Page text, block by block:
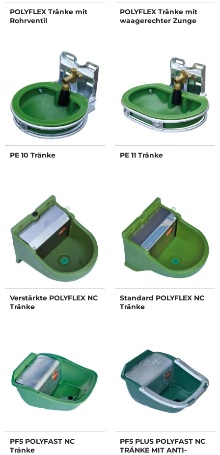
POLYFLEX Tränke mit
Rohrventil
POLYFLEX Tränke mit
waagerechter Zunge
PE 10 Tränke PE 11 Tränke
Verstärkte POLYFLEX NC
Tränke
Standard POLYFLEX NC
Tränke
PF5 POLYFAST NC
Tränke
PF5 PLUS POLYFAST NC
TRÄNKE MIT ANTI-